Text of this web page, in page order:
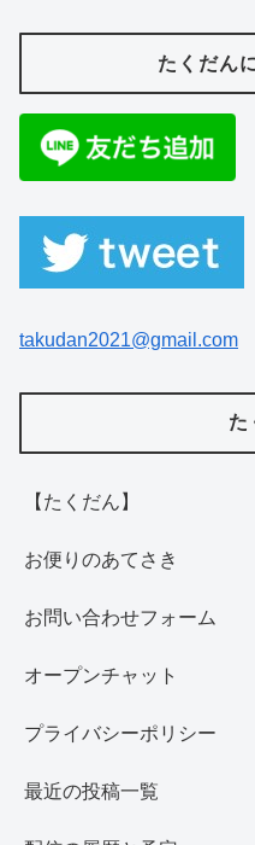
たくだん
takudan2021@gmail.com
た
【たくだん】
お便りのあてさき
お問い合わせフォーム
オープンチャット
プライバシーポリシー
最近の投稿一覧